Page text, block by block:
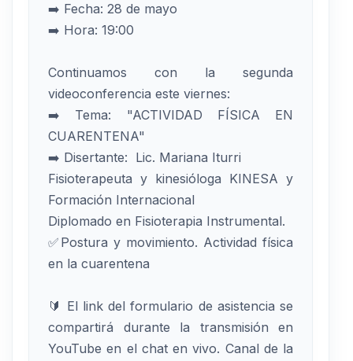
➡️ Fecha: 28 de mayo
➡️ Hora: 19:00
Continuamos con la segunda
videoconferencia este viernes:
➡️ Tema: "ACTIVIDAD FÍSICA EN
CUARENTENA"
➡️ Disertante: Lic. Mariana Iturri
Fisioterapeuta y kinesióloga KINESA y
Formación Internacional
Diplomado en Fisioterapia Instrumental.
✅Postura y movimiento. Actividad física
en la cuarentena
🔰 El link del formulario de asistencia se
compartirá durante la transmisión en
YouTube en el chat en vivo. Canal de la